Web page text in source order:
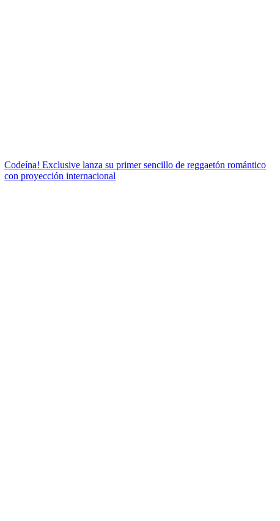
Codeína! Exclusive lanza su primer sencillo de reggaetón romántico
con proyección internacional